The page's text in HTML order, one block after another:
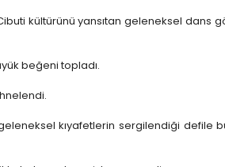
kültürünü yansıtan geleneksel dans
beğeni topladı.
kıyafetlerin sergilendiği defile